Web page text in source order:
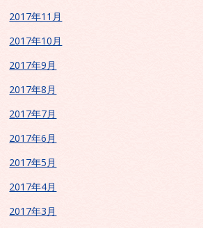
2017年11月
2017年10月
2017年9月
2017年8月
2017年7月
2017年6月
2017年5月
2017年4月
2017年3月